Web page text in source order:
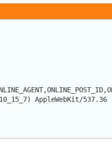
AppleWebKit/537.36